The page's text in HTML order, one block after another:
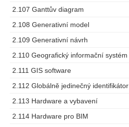
2.107 Ganttův diagram
2.108 Generativní model
2.109 Generativní návrh
2.110 Geografický informační systém
2.111 GIS software
2.112 Globálně jedinečný identifikátor
2.113 Hardware a vybavení
2.114 Hardware pro BIM